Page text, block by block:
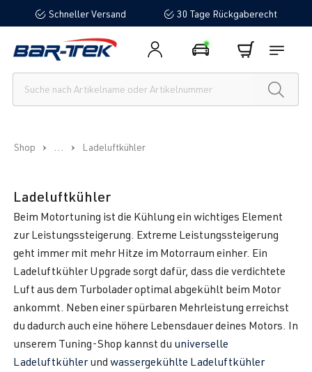
springenSchneller Versand 30 Tage Rückgaberecht
Shop ... Ladeluftkühler
Ladeluftkühler
Beim Motortuning ist die Kühlung ein wichtiges Element
zur Leistungssteigerung. Extreme Leistungssteigerung
geht immer mit mehr Hitze im Motorraum einher. Ein
Ladeluftkühler Upgrade sorgt dafür, dass die verdichtete
Luft aus dem Turbolader optimal abgekühlt beim Motor
ankommt. Neben einer spürbaren Mehrleistung erreichst
du dadurch auch eine höhere Lebensdauer deines Motors. In
unserem Tuning-Shop kannst du universelle
Ladeluftkühlerund wassergekühlte Ladeluftkühler